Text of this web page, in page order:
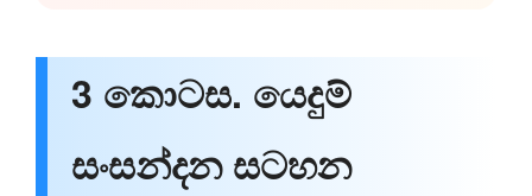
3 කොටස. යෙදුම්
සංසන්දන සටහන